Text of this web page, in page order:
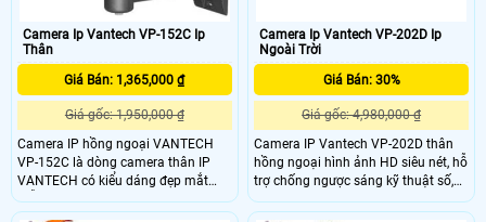
Camera Ip Vantech VP-152C Ip
Thân
Giá Bán: 1,365,000 ₫
Giá gốc: 1,950,000 ₫
Camera IP hồng ngoại VANTECH
VP-152C là dòng camera thân IP
VANTECH có kiểu dáng đẹp mắt
mẫu mã thu hút khách hàng và có
tính ổn định cao, dễ dàng lắp đặt và
Camera Ip Vantech VP-202D Ip
Ngoài Trời
Giá Bán: 30%
Giá gốc: 4,980,000 ₫
Camera IP Vantech VP-202D thân
hồng ngoại hình ảnh HD siêu nét, hỗ
trợ chống ngược sáng kỹ thuật số,
màu trắng trang nhã sang trọng, sử
dụng cho mọi nhà, camera cho văn